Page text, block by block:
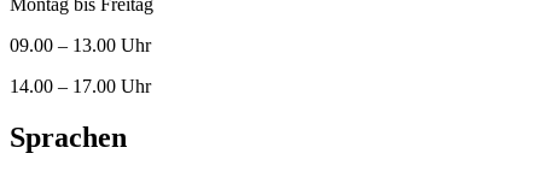
Montag bis Freitag
09.00 – 13.00 Uhr
14.00 – 17.00 Uhr
Sprachen